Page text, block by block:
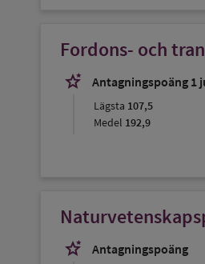
Fordons- och
stars_2
Antagningspoäng 1
Lägsta 107,5
Medel 192,9
stars_2
Antagningspoäng